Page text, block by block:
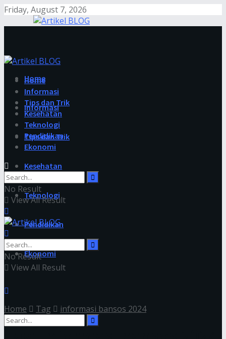
Friday, August 7, 2026
Home
Informasi
Tips dan Trik
Kesehatan
Teknologi
Pendidikan
Ekonomi
Home
Informasi
Tips dan Trik
Kesehatan
Teknologi
Pendidikan
Ekonomi
No Result
View All Result
No Result
View All Result
Home Tag informasi bansos 2024